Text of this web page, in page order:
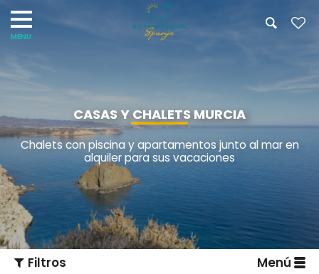
CASAS Y CHALETS MURCIA
Chalets con piscina y apartamentos junto al mar en
alquiler para sus vacaciones
Filtros Menú